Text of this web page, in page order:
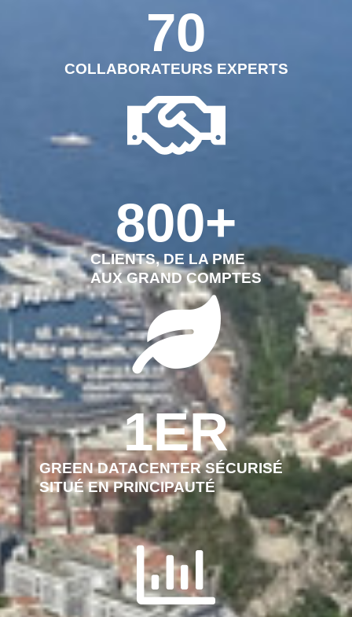
COLLABORATEURS EXPERTS
70
CLIENTS, DE LA PME
AUX GRAND COMPTES
800+
GREEN DATACENTER SÉCURISÉ
SITUÉ EN PRINCIPAUTÉ
1ER